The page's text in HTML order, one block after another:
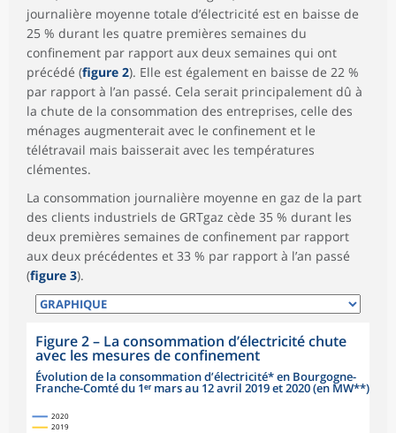
journalière moyenne totale d’électricité est en baisse de
25 % durant les quatre premières semaines du
confinement par rapport aux deux semaines qui ont
précédé (figure 2). Elle est également en baisse de 22 %
par rapport à l’an passé. Cela serait principalement dû à
la chute de la consommation des entreprises, celle des
ménages augmenterait avec le confinement et le
télétravail mais baisserait avec les températures
clémentes.
La consommation journalière moyenne en gaz de la part
des clients industriels de GRTgaz cède 35 % durant les
deux premières semaines de confinement par rapport
aux deux précédentes et 33 % par rapport à l’an passé
(figure 3).
Figure 2– La consommation d’électricité chute
avec les mesures de confinement
Évolution de la consommation d’électricité* en Bourgogne-
Franche-Comté du 1ᵉʳ mars au 12 avril 2019 et 2020 (en MW**)
2020
2019